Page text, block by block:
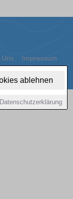
ablehnen
Datenschutzerklärung
Uns Impressum
by: 1a-sites-autos